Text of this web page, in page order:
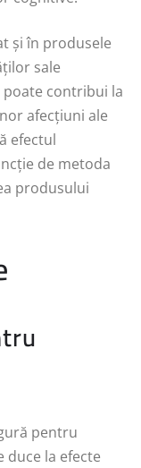
și în produsele
sale
contribui la
afecțiuni ale
efectul
de metoda
produsului
pentru
duce la efecte